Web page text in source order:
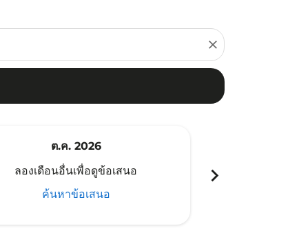
close
ต.ค. 2026
ลองเดือนอื่นเพื่อดูข้อเสนอ
ค้นหาข้อเสนอ
chevron_right